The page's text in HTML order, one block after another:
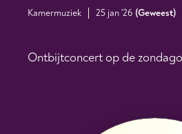
Kamermuziek 25 jan '26 (Geweest)
Ontbijtconcert op de